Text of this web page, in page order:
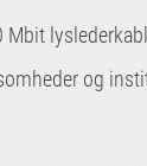
Mbit
og